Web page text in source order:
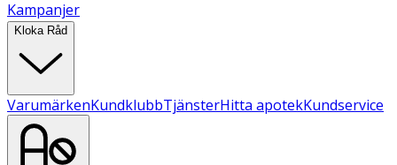
Kampanjer
Kloka Råd
VarumärkenKundklubbTjänsterHitta apotekKundservice